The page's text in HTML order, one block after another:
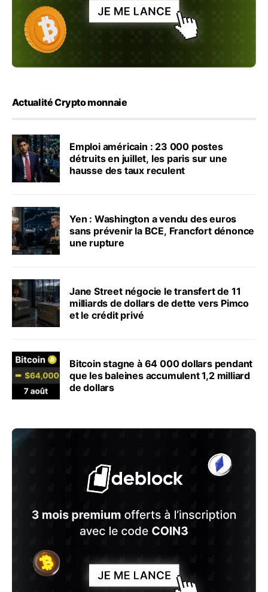
Actualité Crypto monnaie
Emploi américain : 23 000 postes
détruits en juillet, les paris sur une
hausse des taux reculent
Yen : Washington a vendu des euros
sans prévenir la BCE, Francfort dénonce
une rupture
Jane Street négocie le transfert de 11
milliards de dollars de dette vers Pimco
et le crédit privé
Bitcoin stagne à 64 000 dollars pendant
que les baleines accumulent 1,2 milliard
de dollars